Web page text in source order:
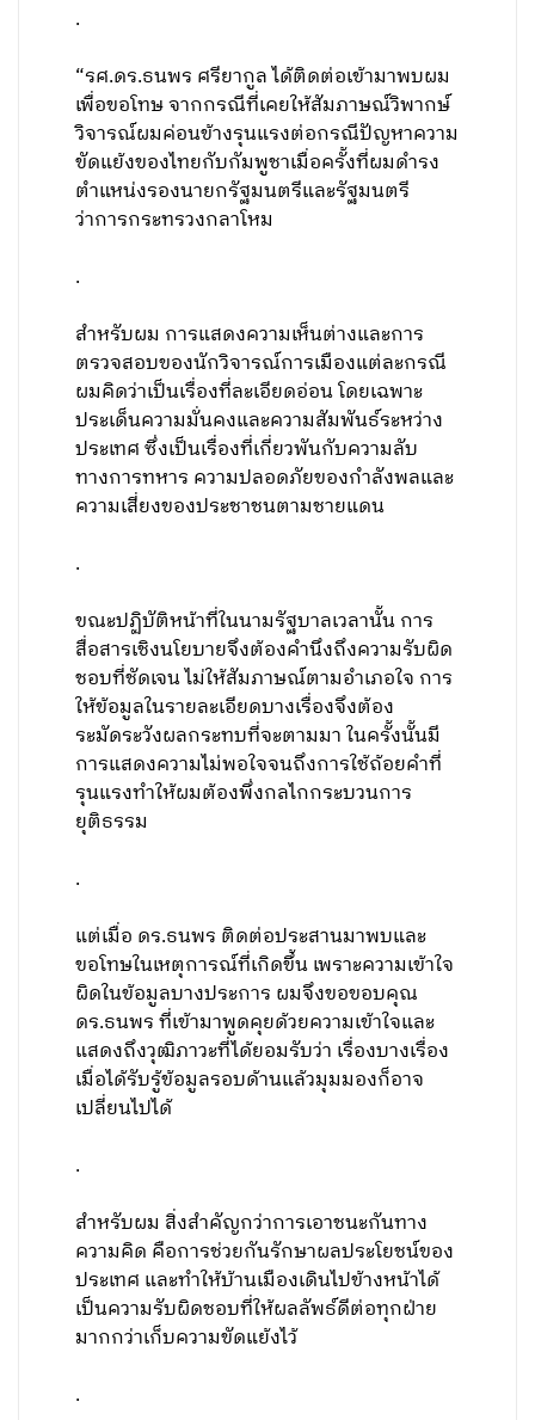
.
“รศ.ดร.ธนพร ศรียากูล ได้ติดต่อเข้ามาพบผม
เพื่อขอโทษ จากกรณีที่เคยให้สัมภาษณ์วิพากษ์
วิจารณ์ผมค่อนข้างรุนแรงต่อกรณีปัญหาความ
ขัดแย้งของไทยกับกัมพูชาเมื่อครั้งที่ผมดำรง
ตำแหน่งรองนายกรัฐมนตรีและรัฐมนตรี
ว่าการกระทรวงกลาโหม
.
สำหรับผม การแสดงความเห็นต่างและการ
ตรวจสอบของนักวิจารณ์การเมืองแต่ละกรณี
ผมคิดว่าเป็นเรื่องที่ละเอียดอ่อน โดยเฉพาะ
ประเด็นความมั่นคงและความสัมพันธ์ระหว่าง
ประเทศ ซึ่งเป็นเรื่องที่เกี่ยวพันกับความลับ
ทางการทหาร ความปลอดภัยของกำลังพลและ
ความเสี่ยงของประชาชนตามชายแดน
.
ขณะปฏิบัติหน้าที่ในนามรัฐบาลเวลานั้น การ
สื่อสารเชิงนโยบายจึงต้องคำนึงถึงความรับผิด
ชอบที่ชัดเจน ไม่ให้สัมภาษณ์ตามอำเภอใจ การ
ให้ข้อมูลในรายละเอียดบางเรื่องจึงต้อง
ระมัดระวังผลกระทบที่จะตามมา ในครั้งนั้นมี
การแสดงความไม่พอใจจนถึงการใช้ถ้อยคำที่
รุนแรงทำให้ผมต้องพึ่งกลไกกระบวนการ
ยุติธรรม
.
แต่เมื่อ ดร.ธนพร ติดต่อประสานมาพบและ
ขอโทษในเหตุการณ์ที่เกิดขึ้น เพราะความเข้าใจ
ผิดในข้อมูลบางประการ ผมจึงขอขอบคุณ
ดร.ธนพร ที่เข้ามาพูดคุยด้วยความเข้าใจและ
แสดงถึงวุฒิภาวะที่ได้ยอมรับว่า เรื่องบางเรื่อง
เมื่อได้รับรู้ข้อมูลรอบด้านแล้วมุมมองก็อาจ
เปลี่ยนไปได้
.
สำหรับผม สิ่งสำคัญกว่าการเอาชนะกันทาง
ความคิด คือการช่วยกันรักษาผลประโยชน์ของ
ประเทศ และทำให้บ้านเมืองเดินไปข้างหน้าได้
เป็นความรับผิดชอบที่ให้ผลลัพธ์ดีต่อทุกฝ่าย
มากกว่าเก็บความขัดแย้งไว้
.